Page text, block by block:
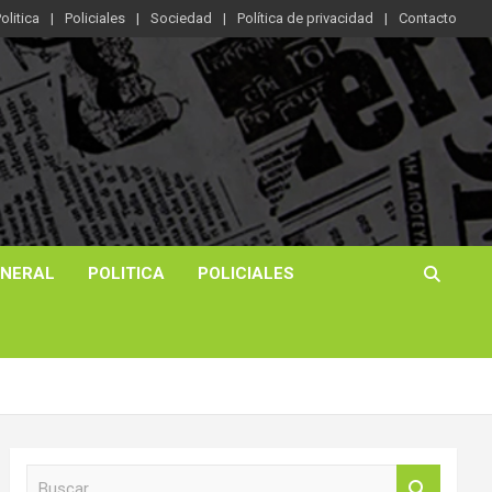
Policiales Sociedad Política de privacidad Contacto
POLITICA POLICIALES